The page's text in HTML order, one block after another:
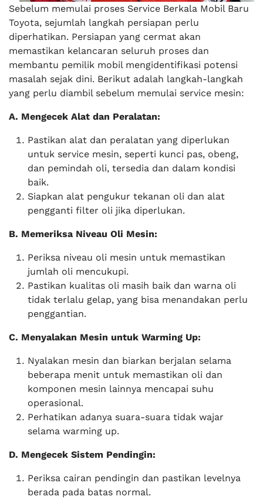
Sebelum memulai proses Service Berkala Mobil Baru
Toyota, sejumlah langkah persiapan perlu
diperhatikan. Persiapan yang cermat akan
memastikan kelancaran seluruh proses dan
membantu pemilik mobil mengidentifikasi potensi
masalah sejak dini. Berikut adalah langkah-langkah
yang perlu diambil sebelum memulai service mesin:
A. Mengecek Alat dan Peralatan:
Pastikan alat dan peralatan yang diperlukan
untuk service mesin, seperti kunci pas, obeng,
dan pemindah oli, tersedia dan dalam kondisi
baik.
Siapkan alat pengukur tekanan oli dan alat
pengganti filter oli jika diperlukan.
B. Memeriksa Niveau Oli Mesin:
Periksa niveau oli mesin untuk memastikan
jumlah oli mencukupi.
Pastikan kualitas oli masih baik dan warna oli
tidak terlalu gelap, yang bisa menandakan perlu
penggantian.
C. Menyalakan Mesin untuk Warming Up:
Nyalakan mesin dan biarkan berjalan selama
beberapa menit untuk memastikan oli dan
komponen mesin lainnya mencapai suhu
operasional.
Perhatikan adanya suara-suara tidak wajar
selama warming up.
D. Mengecek Sistem Pendingin:
Periksa cairan pendingin dan pastikan levelnya
berada pada batas normal.